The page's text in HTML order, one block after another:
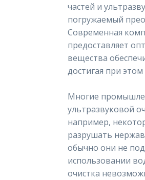
частей и
погружаемый
Современная
предоставляет
вещества
достигая при
Многие
ультразвуковой
например,
разрушать
обычно они не
использовании
очистка